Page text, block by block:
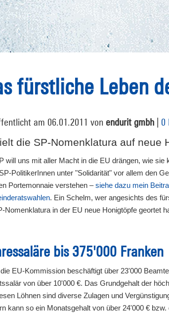
fürstliche Leben
am 06.01.2011 von endurit gmbh
0
die SP-Nomenklatura auf neue
will uns mit aller Macht in die EU drängen, wie
PolitikerInnen unter "Solidarität" vor allem den
Portemonnaie verstehen –siehe dazu mein
. Ein Schelm, wer angesichts des
Nomenklatura in der EU neue Honigtöpfe geortet
bis 375'000 Franken
EU-Kommission beschäftigt über 23'000
von über 10'000 €. Das Grundgehalt der
Löhnen sind diverse Zulagen und
kann so ein Monatsgehalt von über 24'000 €